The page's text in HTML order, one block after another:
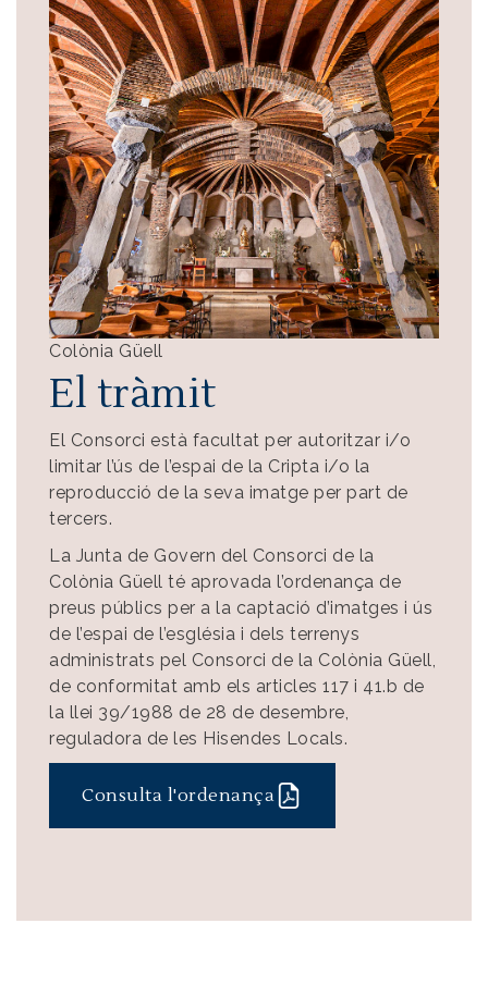
Colònia Güell
El tràmit
El Consorci està facultat per autoritzar i/o
limitar l’ús de l’espai de la Cripta i/o la
reproducció de la seva imatge per part de
tercers.
La Junta de Govern del Consorci de la
Colònia Güell té aprovada l’ordenança de
preus públics per a la captació d’imatges i ús
de l’espai de l’església i dels terrenys
administrats pel Consorci de la Colònia Güell,
de conformitat amb els articles 117 i 41.b de
la llei 39/1988 de 28 de desembre,
reguladora de les Hisendes Locals.
Consulta l'ordenança